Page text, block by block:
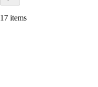
17 items